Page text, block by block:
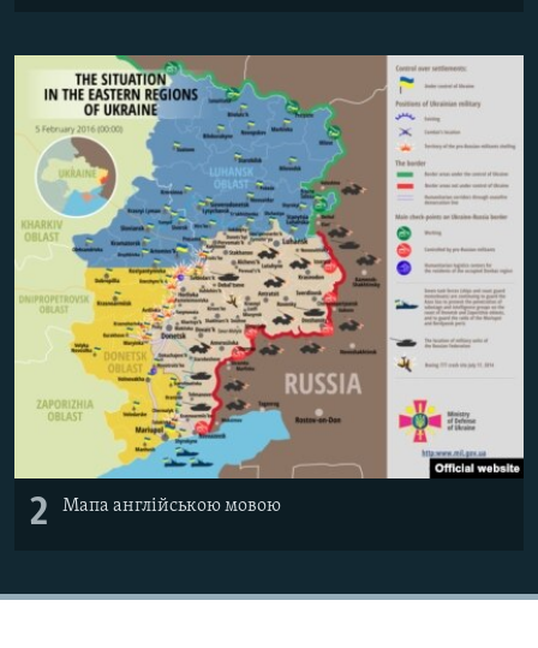
2 Мапа англійською мовою